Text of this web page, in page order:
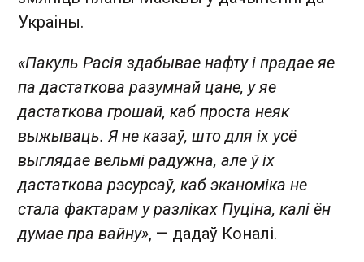
Украіны.
«Пакуль Расія здабывае нафту і прадае яе
па дастаткова разумнай цане, у яе
дастаткова грошай, каб проста неяк
выжываць. Я не казаў, што для іх усё
выглядае вельмі радужна, але ў іх
дастаткова рэсурсаў, каб эканоміка не
стала фактарам у разліках Пуціна, калі ён
думае пра вайну», — дадаў Коналі.